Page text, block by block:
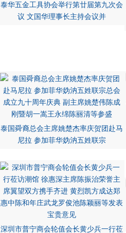
泰华五金工具协会举行第廿届第九次会
议 文国华理事长主持会议并
泰国舜裔总会主席姚楚杰率庆贺团赴马
尼拉 参加菲华妫汭五姓联宗
深圳市普宁商会轮值会长黄少兵一行莅